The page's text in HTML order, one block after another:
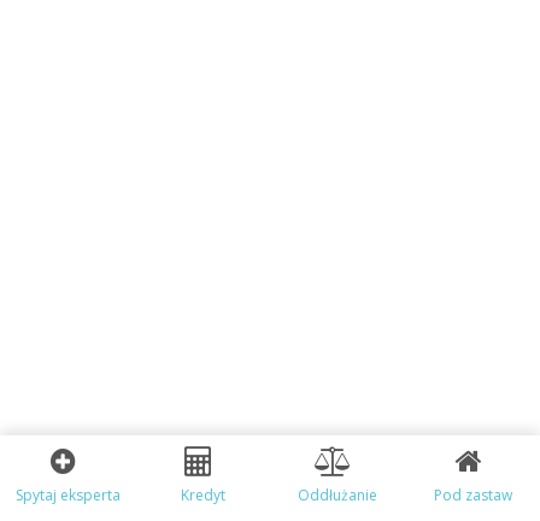
Spytaj eksperta Kredyt Oddłużanie Pod zastaw